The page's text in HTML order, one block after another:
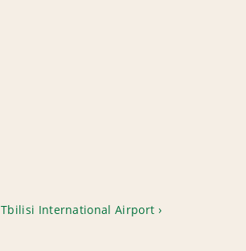
Tbilisi International Airport